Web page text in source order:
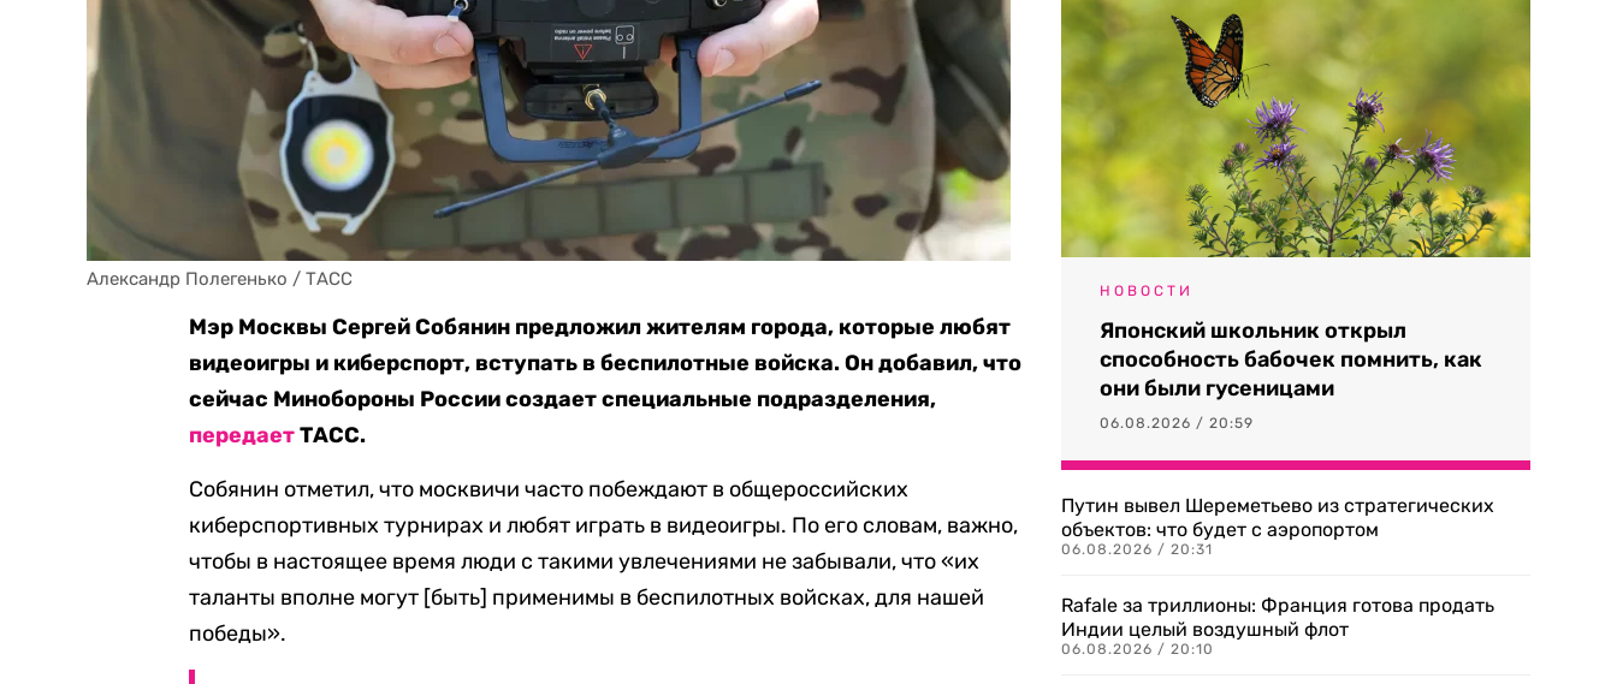
Александр Полегенько / ТАСС
Мэр Москвы Сергей Собянин предложил жителям города, которые любят
видеоигры и киберспорт, вступать в беспилотные войска. Он добавил, что
сейчас Минобороны России создает специальные подразделения,
передаетТАСС.
Собянин отметил, что москвичи часто побеждают в общероссийских
киберспортивных турнирах и любят играть в видеоигры. По его словам, важно,
чтобы в настоящее время люди с такими увлечениями не забывали, что «их
таланты вполне могут [быть] применимы в беспилотных войсках, для нашей
победы».
НОВОСТИ
Японский школьник открыл
способность бабочек помнить, как
они были гусеницами
06.08.2026 / 20:59
Путин вывел Шереметьево из стратегических
объектов: что будет с аэропортом
06.08.2026 / 20:31
Rafale за триллионы: Франция готова продать
Индии целый воздушный флот
06.08.2026 / 20:10